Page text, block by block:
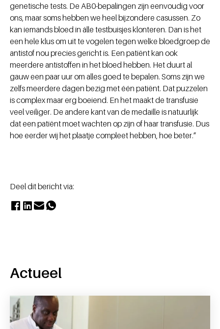
genetische tests. De AB0-bepalingen zijn eenvoudig voor
ons, maar soms hebben we heel bijzondere casussen. Zo
kan iemands bloed in álle testbuisjes klonteren. Dan is het
een hele klus om uit te vogelen tegen welke bloedgroep de
antistof nou precies gericht is. Een patiënt kan ook
meerdere antistoffen in het bloed hebben. Het duurt al
gauw een paar uur om alles goed te bepalen. Soms zijn we
zelfs meerdere dagen bezig met één patiënt. Dat puzzelen
is complex maar erg boeiend. En het maakt de transfusie
veel veiliger. De andere kant van de medaille is natuurlijk
dat een patiënt moet wachten op zijn of haar transfusie. Dus
hoe eerder wij het plaatje compleet hebben, hoe beter.”
Deel dit bericht via:
Actueel